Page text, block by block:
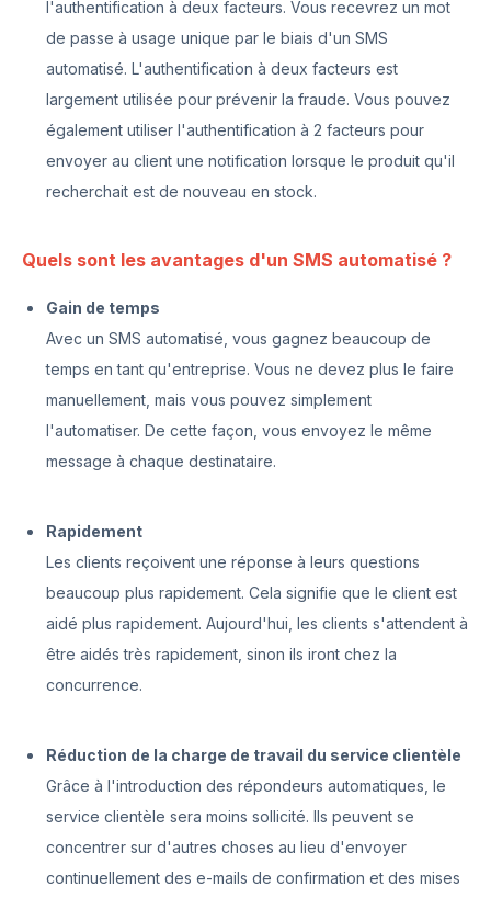
l'authentification à deux facteurs. Vous recevrez un mot
de passe à usage unique par le biais d'un SMS
automatisé. L'authentification à deux facteurs est
largement utilisée pour prévenir la fraude. Vous pouvez
également utiliser l'authentification à 2 facteurs pour
envoyer au client une notification lorsque le produit qu'il
recherchait est de nouveau en stock.
Quels sont les avantages d'un SMS automatisé ?
Gain de temps
Avec un SMS automatisé, vous gagnez beaucoup de
temps en tant qu'entreprise. Vous ne devez plus le faire
manuellement, mais vous pouvez simplement
l'automatiser. De cette façon, vous envoyez le même
message à chaque destinataire.
Rapidement
Les clients reçoivent une réponse à leurs questions
beaucoup plus rapidement. Cela signifie que le client est
aidé plus rapidement. Aujourd'hui, les clients s'attendent à
être aidés très rapidement, sinon ils iront chez la
concurrence.
Réduction de la charge de travail du service clientèle
Grâce à l'introduction des répondeurs automatiques, le
service clientèle sera moins sollicité. Ils peuvent se
concentrer sur d'autres choses au lieu d'envoyer
continuellement des e-mails de confirmation et des mises